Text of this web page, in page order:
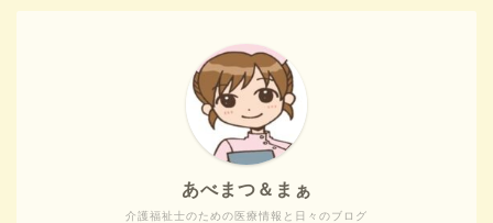
介護福祉士のための医療情報と日々のブログ
あべまつ＆まぁ